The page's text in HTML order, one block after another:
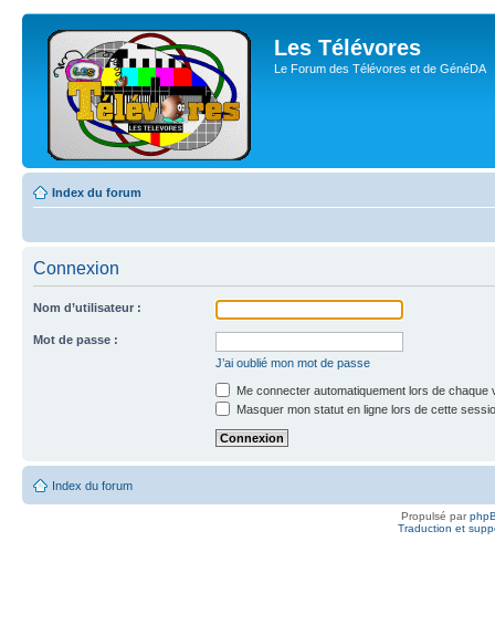
Les Télévores
Le Forum des Télévores et de GénéDA
Index du forum
Connexion
Nom d’utilisateur :
Mot de passe :
J’ai oublié mon mot de passe
Me connecter automatiquement lors de chaque
Masquer mon statut en ligne lors de cette
Index du forum
Propulsé par
Traduction et